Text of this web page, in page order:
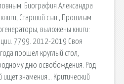
Биография Александра
Старший сын , Прошлым
выложены книги:
7799. 2012-2019 Своя
прошел круглый стол,
дню освобождения. Род
знамения… Критический